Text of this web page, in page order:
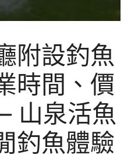
附設釣魚
時間、價
山泉活魚
釣魚體驗